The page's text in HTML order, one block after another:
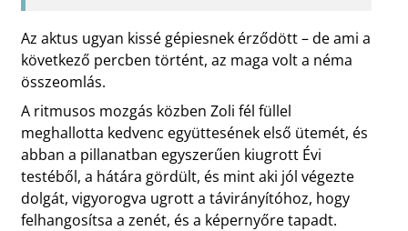
Az aktus ugyan kissé gépiesnek érződött – de ami a
következő percben történt, az maga volt a néma
összeomlás.
A ritmusos mozgás közben Zoli fél füllel
meghallotta kedvenc együttesének első ütemét, és
abban a pillanatban egyszerűen kiugrott Évi
testéből, a hátára gördült, és mint aki jól végezte
dolgát, vigyorogva ugrott a távirányítóhoz, hogy
felhangosítsa a zenét, és a képernyőre tapadt.